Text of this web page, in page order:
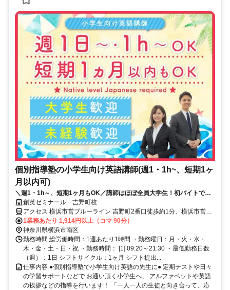
個別指導塾の小学生向け英語講師(週1・1h~、短期1ヶ
月以内可)
＼週1・1h～、短期1ヶ月もOK／講師はほぼ全員大学生！初バイトでも
安心！※Native level Japanese required
創英ゼミナール 吉野町校
アクセス 横浜市営ブルーライン 吉野町2番口徒歩約1分、横浜市営ブ
ルーライン 阪東橋5番口徒歩約9分、京急本線 南太田徒歩約9分
1業務あたり 1,914円以上（コマ 90分）
神奈川県横浜市南区
勤務時間 総労働時間：1週あたり1時間 ・勤務曜日：月・火・水・
木・金・土・日・祝 ・勤務時間： [1] 09:20～21:30 ・最低勤務日数
（週）：1日 シフトサイクル：1ヶ月 シフト提出...
仕事内容 ●個別指導塾で小学生向け英語の先生に● 定期テストや日々
の学習サポートなどで お通い頂く小学生へ、 アルファベットや英語
の挨拶などの指導を行います！ 「一人一人の生徒と向き合って、応